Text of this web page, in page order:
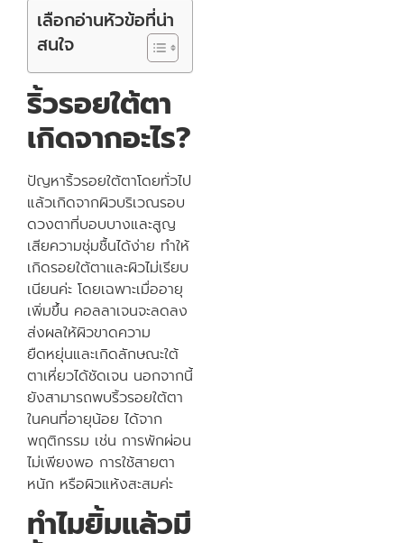
เลือกอ่านหัวข้อที่น่า
สนใจ
ริ้วรอยใต้ตา
เกิดจากอะไร?
ปัญหาริ้วรอยใต้ตาโดยทั่วไป
แล้วเกิดจากผิวบริเวณรอบ
ดวงตาที่บอบบางและสูญ
เสียความชุ่มชื้นได้ง่าย ทำให้
เกิดรอยใต้ตาและผิวไม่เรียบ
เนียนค่ะ โดยเฉพาะเมื่ออายุ
เพิ่มขึ้น คอลลาเจนจะลดลง
ส่งผลให้ผิวขาดความ
ยืดหยุ่นและเกิดลักษณะใต้
ตาเหี่ยวได้ชัดเจน นอกจากนี้
ยังสามารถพบริ้วรอยใต้ตา
ในคนที่อายุน้อย ได้จาก
พฤติกรรม เช่น การพักผ่อน
ไม่เพียงพอ การใช้สายตา
หนัก หรือผิวแห้งสะสมค่ะ
ทำไมยิ้มแล้วมี